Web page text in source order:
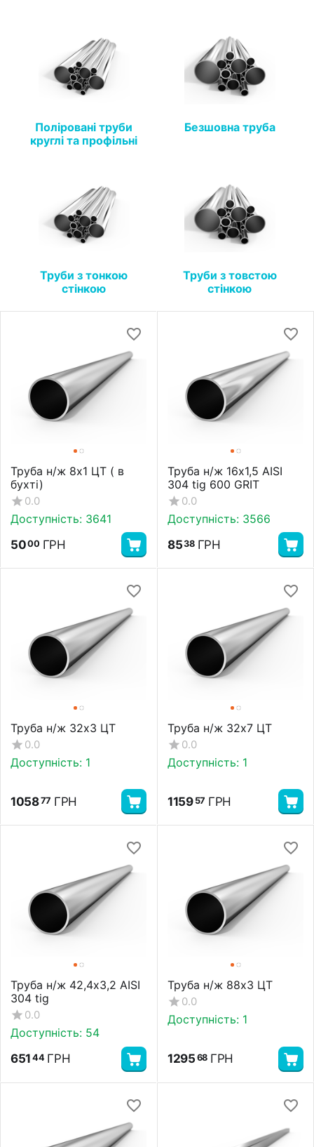
Поліровані труби
круглі та профільні
Безшовна труба
Труби з тонкою
стінкою
Труби з товстою
стінкою
Труба н/ж 8х1 ЦТ ( в
бухті)
0.0
Доступність: 3641
5000 ГРН
Труба н/ж 16х1,5 AISI
304 tig 600 GRIT
0.0
Доступність: 3566
8538 ГРН
Труба н/ж 32х3 ЦТ
0.0
Доступність: 1
105877 ГРН
Труба н/ж 32х7 ЦТ
0.0
Доступність: 1
1159 57 ГРН
Труба н/ж 42,4х3,2 AISI
304 tig
0.0
Доступність: 54
651 44 ГРН
Труба н/ж 88х3 ЦТ
0.0
Доступність: 1
1295 68 ГРН